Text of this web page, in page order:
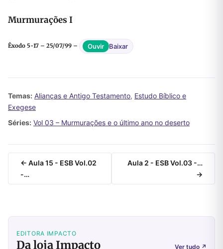
Murmurações I
Êxodo 5-17 – 25/07/99 – Ouvir Baixar
Temas: Alianças e Antigo Testamento, Estudo Bíblico e
Exegese
Séries: Vol 03 – Murmurações e o último ano no deserto
← Aula 15 - ESB Vol.02
-…
Aula 2 - ESB Vol.03 -…
→
EDITORA IMPACTO
Da loja Impacto Ver tudo ↗